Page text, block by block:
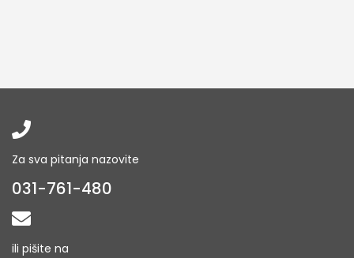
Za sva pitanja nazovite
031-761-480
ili pišite na